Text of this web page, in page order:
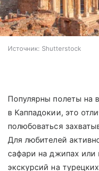
Источник: Shutterstock
Популярны полеты на
в Каппадокии, это
полюбоваться
Для любителей
сафари на джипах или
экскурсий на